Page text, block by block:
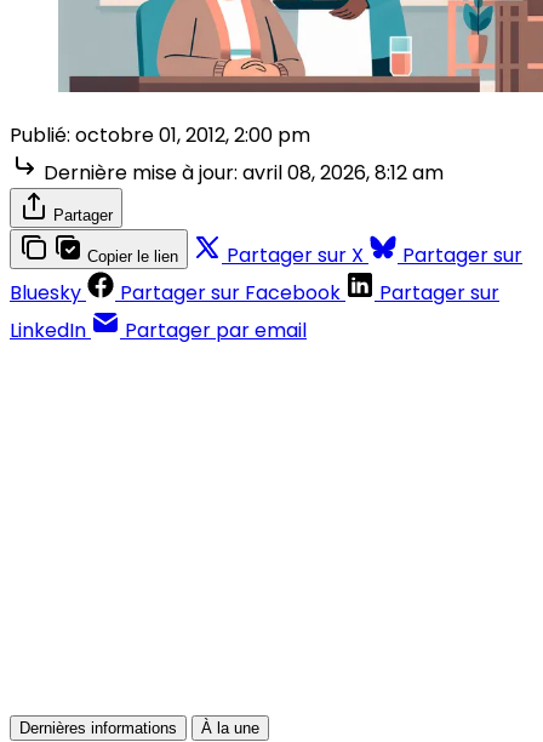
Publié: octobre 01, 2012, 2:00 pm
Dernière mise à jour: avril 08, 2026, 8:12 am
Partager
Copier le lien Partager sur X
Partager sur
Bluesky
Partager sur Facebook
Partager sur
LinkedIn
Partager par email
Dernières informations À la une